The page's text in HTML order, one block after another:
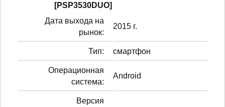
[PSP3530DUO]
Дата выхода на
рынок:
2015 г.
Тип: смартфон
Операционная
система:
Android
Версия